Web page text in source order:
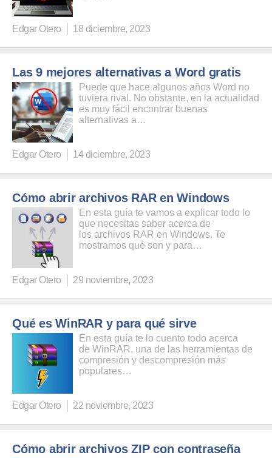
Edgar Otero 18 diciembre, 2023
Las 9 mejores alternativas a Word gratis
Puede que hace algunos años Word no
tuviera rival. No obstante, en la actualidad
es muy fácil encontrar buenas
alternativas a…
Edgar Otero 14 diciembre, 2023
Cómo abrir archivos RAR en Windows
En esta guía te vamos a explicar todo lo
que necesitas saber acerca de
los archivos RAR en Windows. Te
mostramos qué son y para…
Edgar Otero 29 noviembre, 2023
Qué es WinRAR y para qué sirve
En esta guía te lo cuento todo acerca
de WinRAR, una de las herramientas de
compresión y descompresión más
populares…
Edgar Otero 22 noviembre, 2023
Cómo abrir archivos ZIP con contraseña